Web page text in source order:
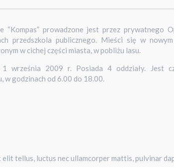
“Kompas” prowadzone jest przez prywatnego
przedszkola publicznego. Mieści się w
w cichej części miasta, w pobliżu lasu.
1 września 2009 r. Posiada 4 oddziały. Jest
w godzinach od 6.00 do 18.00.
tellus, luctus nec ullamcorper mattis, pulvinar